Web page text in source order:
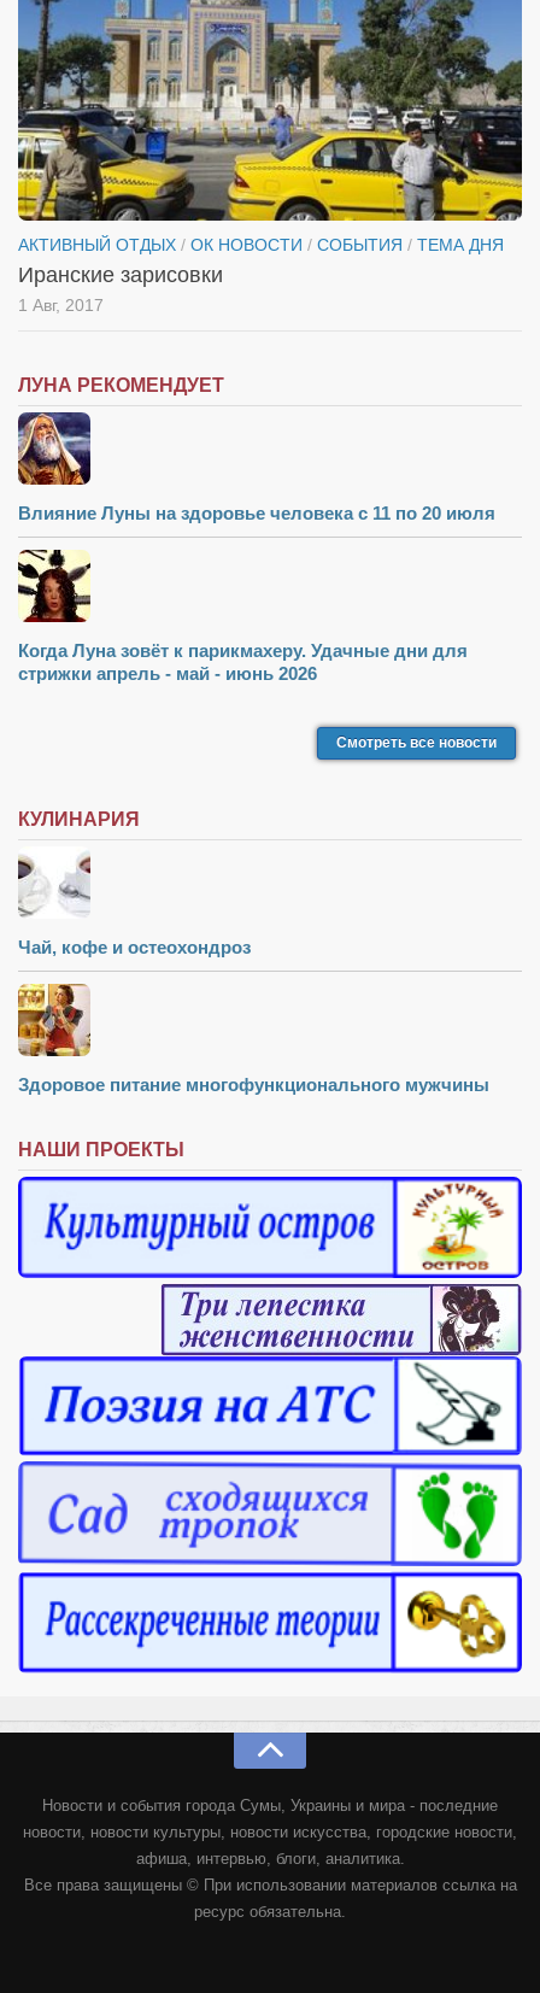
АКТИВНЫЙ ОТДЫХ / ОК НОВОСТИ / СОБЫТИЯ / ТЕМА ДНЯ
Иранские зарисовки
1 Авг, 2017
ЛУНА РЕКОМЕНДУЕТ
Влияние Луны на здоровье человека с 11 по 20 июля
Когда Луна зовёт к парикмахеру. Удачные дни для
стрижки апрель - май - июнь 2026
Смотреть все новости
КУЛИНАРИЯ
Чай, кофе и остеохондроз
Здоровое питание многофункционального мужчины
НАШИ ПРОЕКТЫ
Новости и события города Сумы, Украины и мира - последние
новости, новости культуры, новости искусства, городские новости,
афиша, интервью, блоги, аналитика.
Все права защищены © При использовании материалов ссылка на
ресурс обязательна.